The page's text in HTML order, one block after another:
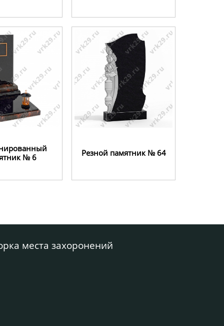
№ 6
Резной памятник № 64
места захоронений